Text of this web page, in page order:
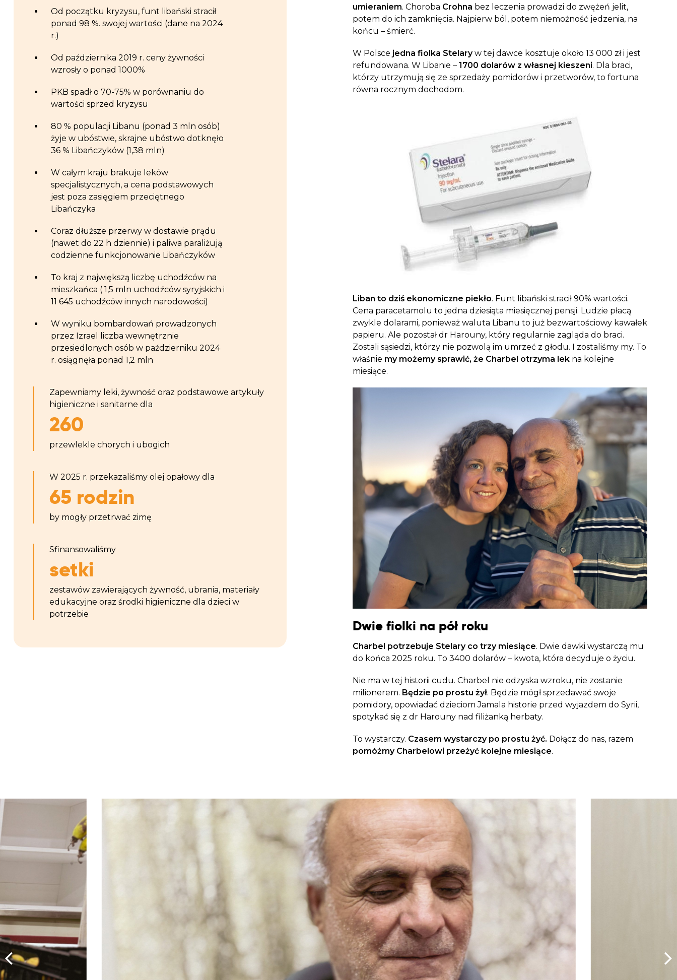
Od początku kryzysu, funt libański stracił
ponad 98 %. swojej wartości (dane na 2024
r.)
Od października 2019 r. ceny żywności
wzrosły o ponad 1000%
PKB spadł o 70-75% w porównaniu do
wartości sprzed kryzysu
80 % populacji Libanu (ponad 3 mln osób)
żyje w ubóstwie, skrajne ubóstwo dotknęło
36 % Libańczyków (1,38 mln)
W całym kraju brakuje leków
specjalistycznych, a cena podstawowych
jest poza zasięgiem przeciętnego
Libańczyka
Coraz dłuższe przerwy w dostawie prądu
(nawet do 22 h dziennie) i paliwa paraliżują
codzienne funkcjonowanie Libańczyków
To kraj z największą liczbę uchodźców na
mieszkańca ( 1,5 mln uchodźców syryjskich i
11 645 uchodźców innych narodowości)
W wyniku bombardowań prowadzonych
przez Izrael liczba wewnętrznie
przesiedlonych osób w październiku 2024
r. osiągnęła ponad 1,2 mln
Zapewniamy leki, żywność oraz podstawowe artykuły
higieniczne i sanitarne dla
260
przewlekle chorych i ubogich
W 2025 r. przekazaliśmy olej opałowy dla
65 rodzin
by mogły przetrwać zimę
Sfinansowaliśmy
setki
zestawów zawierających żywność, ubrania, materiały
edukacyjne oraz środki higieniczne dla dzieci w
potrzebie
umieraniem. Choroba Crohna bez leczenia prowadzi do zwężeń jelit,
potem do ich zamknięcia. Najpierw ból, potem niemożność jedzenia, na
końcu – śmierć.
W Polsce jedna fiolka Stelaryw tej dawce kosztuje około 13 000 zł i jest
refundowana. W Libanie – 1700 dolarów z własnej kieszeni. Dla braci,
którzy utrzymują się ze sprzedaży pomidorów i przetworów, to fortuna
równa rocznym dochodom.
Liban to dziś ekonomiczne piekło. Funt libański stracił 90% wartości.
Cena paracetamolu to jedna dziesiąta miesięcznej pensji. Ludzie płacą
zwykle dolarami, ponieważ waluta Libanu to już bezwartościowy kawałek
papieru. Ale pozostał dr Harouny, który regularnie zagląda do braci.
Zostali sąsiedzi, którzy nie pozwolą im umrzeć z głodu. I zostaliśmy my. To
właśnie my możemy sprawić, że Charbel otrzyma lekna kolejne
miesiące.
Dwie fiolki na pół roku
Charbel potrzebuje Stelary co trzy miesiące. Dwie dawki wystarczą mu
do końca 2025 roku. To 3400 dolarów – kwota, która decyduje o życiu.
Nie ma w tej historii cudu. Charbel nie odzyska wzroku, nie zostanie
milionerem. Będzie po prostu żył. Będzie mógł sprzedawać swoje
pomidory, opowiadać dzieciom Jamala historie przed wyjazdem do Syrii,
spotykać się z dr Harouny nad filiżanką herbaty.
To wystarczy. Czasem wystarczy po prostu żyć. Dołącz do nas, razem
pomóżmy Charbelowi przeżyć kolejne miesiące.